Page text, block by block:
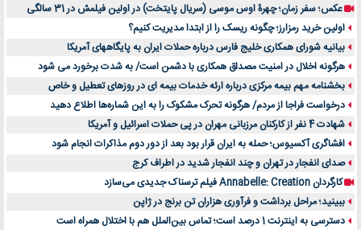
عکس؛ سفر زمان؛ چهرۀ اوس موسی (سریال پایتخت) در اولین فیلمش در 31 سالگی
اولین خرید رمزارز؛ چگونه ریسک را از ابتدا مدیریت کنیم؟
بیانیه شورای همکاری خلیج فارس درباره حملات ایران به پایگاههای آمریکا
هرگونه اخلال در امنیت مصداق همکاری با دشمن است/ به شدت برخورد می شود
بخشنامه مهم بیمه مرکزی درباره ارئه خدمات بیمه ای در روزهای تعطیل و خاص
درخواست فراجا از مردم/ هرگونه تحرک مشکوک را به این شماره‌ها اطلاع دهید
شهادت 4 نفر از کارکنان مرزبانی مهران در پی حملات اسرائیل و آمریکا
افشاگری آکسیوس؛ حمله به ایران قرار بود بعد از دور دوم مذاکرات انجام شود
صدای انفجار در تهران و چند انفجار شدید در اطراف کرج
کارگردان Annabelle: Creation فیلم ترسناک جدیدی می‌سازد
ببینید؛ مراحل برداشت و فرآوری هزاران تن برنج در ژاپن
دسترسی به اینترنت 1 درصد است؛ تماس بین‌الملل هم با اختلال همراه است